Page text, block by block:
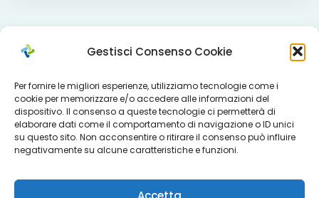
Gestisci Consenso Cookie
Per fornire le migliori esperienze, utilizziamo tecnologie come i
cookie per memorizzare e/o accedere alle informazioni del
dispositivo. Il consenso a queste tecnologie ci permetterà di
elaborare dati come il comportamento di navigazione o ID unici
su questo sito. Non acconsentire o ritirare il consenso può influire
negativamente su alcune caratteristiche e funzioni.
Che cosa facciamo
Servizi